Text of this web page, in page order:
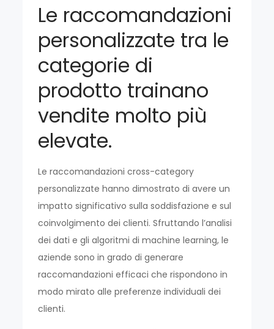
Le raccomandazioni
personalizzate tra le
categorie di
prodotto trainano
vendite molto più
elevate.
Le raccomandazioni cross-category
personalizzate hanno dimostrato di avere un
impatto significativo sulla soddisfazione e sul
coinvolgimento dei clienti. Sfruttando l’analisi
dei dati e gli algoritmi di machine learning, le
aziende sono in grado di generare
raccomandazioni efficaci che rispondono in
modo mirato alle preferenze individuali dei
clienti.